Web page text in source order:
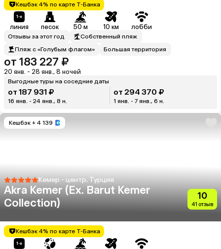
Кешбэк 4% по карте Т-Банка
линия песок 50 м 10 км лобби
Отзывы за этот год
Собственный пляж
Пляж с «Голубым флагом»
Большая территория
от 183 227 ₽
20 янв. - 28 янв., 8 ночей
Выгодные туры на соседние даты
от 187 931 ₽
16 янв. - 24 янв., 8 н.
от 294 370 ₽
1 янв. - 7 янв., 6 н.
Кешбэк + 4 139
Кемер - центр, Турция
Akra Kemer (Ex. Barut Kemer
Collection)
10
41 отзыв
Кешбэк 4% по карте Т-Банка